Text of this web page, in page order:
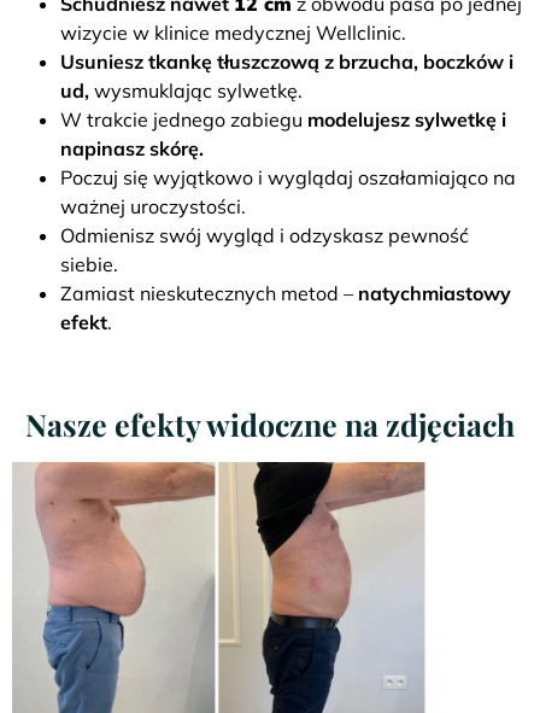
wizycie w klinice medycznej Wellclinic.
Usuniesz tkankę tłuszczową z brzucha, boczków i
ud, wysmuklając sylwetkę.
W trakcie jednego zabiegu modelujesz sylwetkę i
napinasz skórę.
Poczuj się wyjątkowo i wyglądaj oszałamiająco na
ważnej uroczystości.
Odmienisz swój wygląd i odzyskasz pewność
siebie.
Zamiast nieskutecznych metod – natychmiastowy
efekt.
Nasze efekty widoczne na zdjęciach